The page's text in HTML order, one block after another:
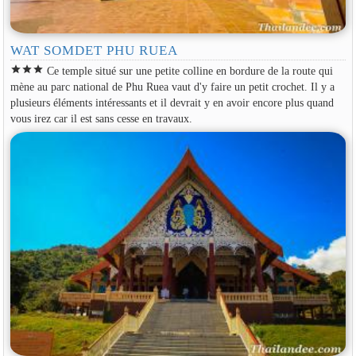
WAT SOMDET PHU RUEA
starstarstar Ce temple situé sur une petite colline en bordure de la route qui
mène au parc national de Phu Ruea vaut d'y faire un petit crochet. Il y a
plusieurs éléments intéressants et il devrait y en avoir encore plus quand
vous irez car il est sans cesse en travaux.